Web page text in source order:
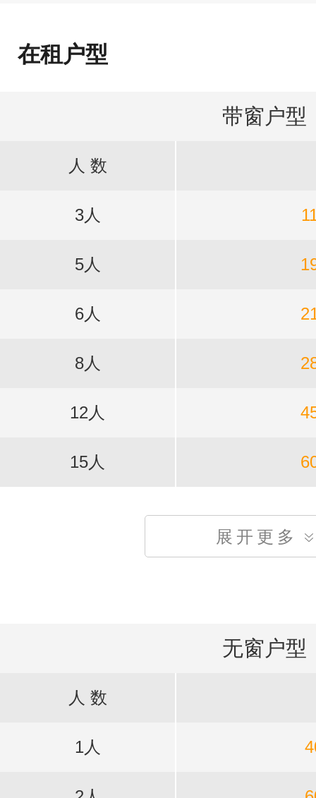
在租户型
带窗户型
人 数
3人
5人
6人
8人
12人
15人
展开更多
无窗户型
人 数
1人